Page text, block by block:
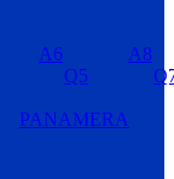
A6
A8
Q5
PANAMERA